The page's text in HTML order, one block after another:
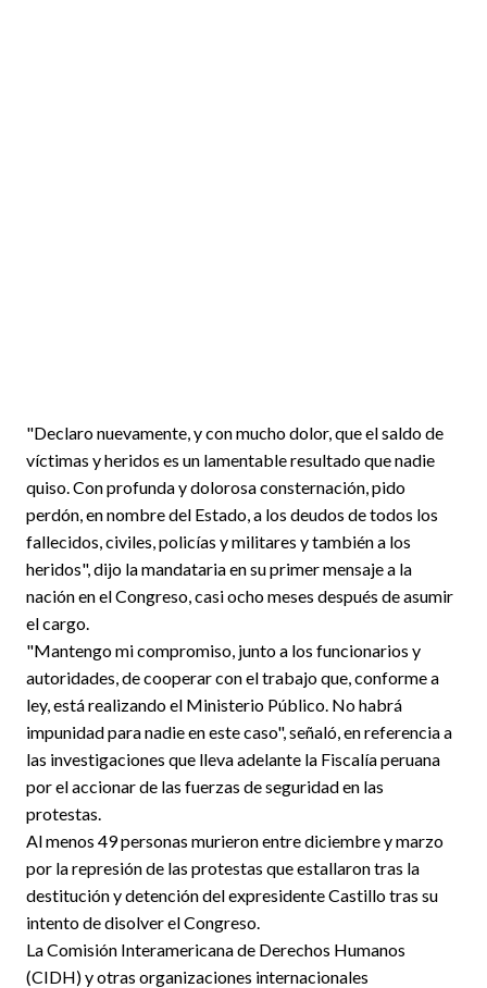
"Declaro nuevamente, y con mucho dolor, que el saldo de
víctimas y heridos es un lamentable resultado que nadie
quiso. Con profunda y dolorosa consternación, pido
perdón, en nombre del Estado, a los deudos de todos los
fallecidos, civiles, policías y militares y también a los
heridos", dijo la mandataria en su primer mensaje a la
nación en el Congreso, casi ocho meses después de asumir
el cargo.
"Mantengo mi compromiso, junto a los funcionarios y
autoridades, de cooperar con el trabajo que, conforme a
ley, está realizando el Ministerio Público. No habrá
impunidad para nadie en este caso", señaló, en referencia a
las investigaciones que lleva adelante la Fiscalía peruana
por el accionar de las fuerzas de seguridad en las
protestas.
Al menos 49 personas murieron entre diciembre y marzo
por la represión de las protestas que estallaron tras la
destitución y detención del expresidente Castillo tras su
intento de disolver el Congreso.
La Comisión Interamericana de Derechos Humanos
(CIDH) y otras organizaciones internacionales